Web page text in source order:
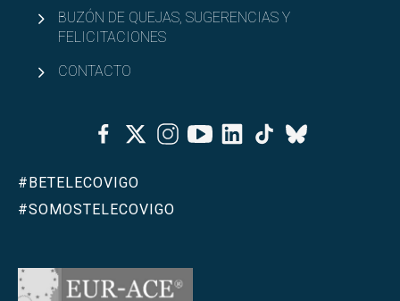
BUZÓN DE QUEJAS, SUGERENCIAS Y
FELICITACIONES
CONTACTO
FacebookTwitterInstagramYoutubeLinkedinTiktok
Bluesky
#BETELECOVIGO
#SOMOSTELECOVIGO